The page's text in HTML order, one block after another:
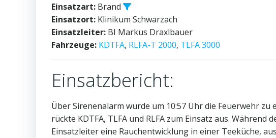
Einsatzart: Brand
Einsatzort: Klinikum Schwarzach
Einsatzleiter: BI Markus Draxlbauer
Fahrzeuge: KDTFA, RLFA-T 2000, TLFA 3000
Einsatzbericht:
Über Sirenenalarm wurde um 10:57 Uhr die Feuerwehr
rückte KDTFA, TLFA und RLFA zum Einsatz aus.
Einsatzleiter eine Rauchentwicklung in einer Teeküche,